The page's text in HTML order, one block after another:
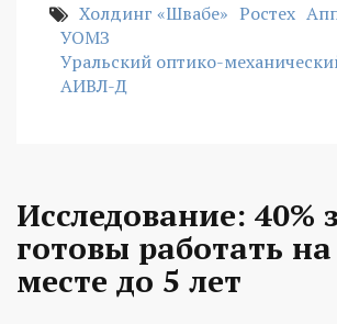
Холдинг «Швабе» Ростех
УОМЗ
Уральский оптико-
АИВЛ-Д
Исследование: 40%
готовы работать
месте до 5 лет